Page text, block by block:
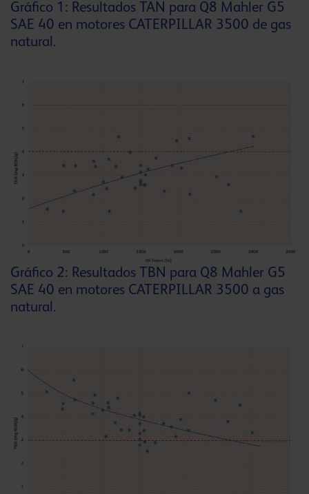
Gráfico 1: Resultados TAN para Q8 Mahler G5
SAE 40 en motores CATERPILLAR 3500 de gas
natural.
Gráfico 2: Resultados TBN para Q8 Mahler G5
SAE 40 en motores CATERPILLAR 3500 a gas
natural.